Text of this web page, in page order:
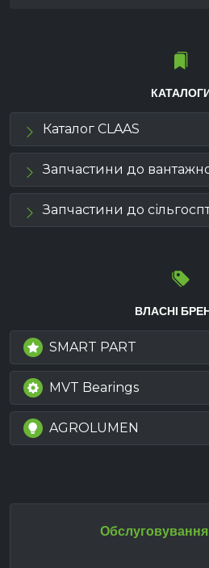
Каталог CLAAS
Запчастини до
Запчастини до
ВЛАСНІ
SMART PART
MVT Bearings
AGROLUMEN
Обслуговування